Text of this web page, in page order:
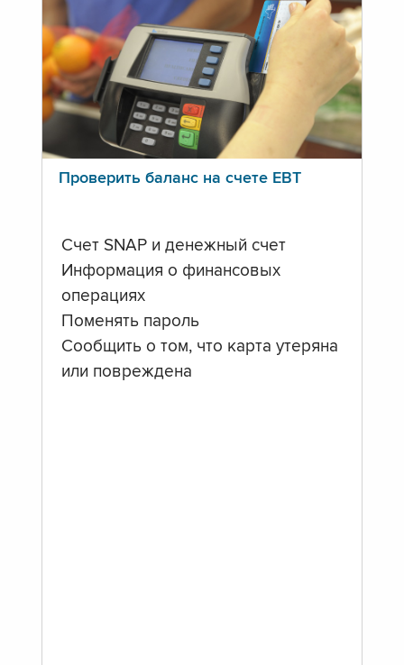
Проверить баланс на счете ЕВТ
Счет SNAP и денежный счет
Информация о финансовых
операциях
Поменять пароль
Сообщить о том, что карта утеряна
или повреждена